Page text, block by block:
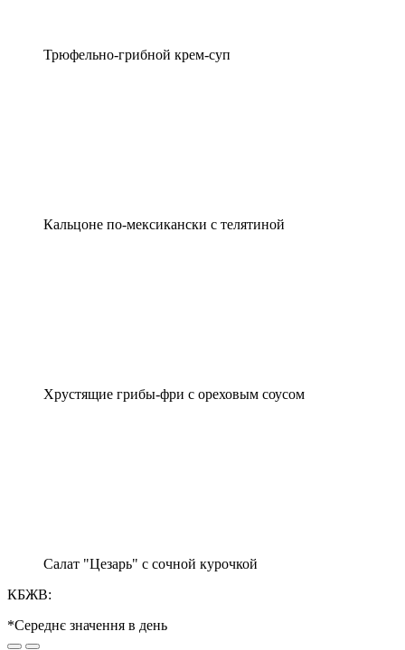
Трюфельно-грибной крем-суп
Кальцоне по-мексикански с телятиной
Хрустящие грибы-фри с ореховым соусом
Салат "Цезарь" с сочной курочкой
КБЖВ:
*Середнє значення в день